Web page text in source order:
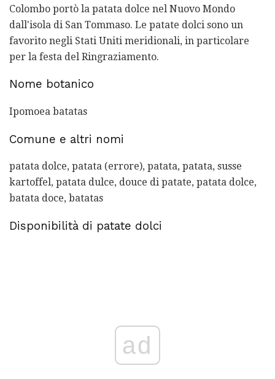
Colombo portò la patata dolce nel Nuovo Mondo
dall'isola di San Tommaso. Le patate dolci sono un
favorito negli Stati Uniti meridionali, in particolare
per la festa del Ringraziamento.
Nome botanico
Ipomoea batatas
Comune e altri nomi
patata dolce, patata (errore), patata, patata, susse
kartoffel, patata dulce, douce di patate, patata dolce,
batata doce, batatas
Disponibilità di patate dolci
ad